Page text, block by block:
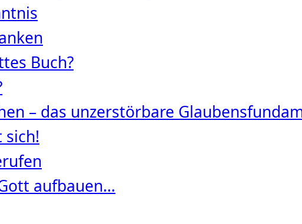
Buch?
– das unzerstörbare
sich!
aufbauen…